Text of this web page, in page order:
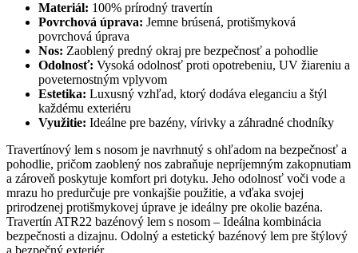
Materiál: 100% prírodný travertín
Povrchová úprava: Jemne brúsená, protišmyková
povrchová úprava
Nos: Zaoblený predný okraj pre bezpečnosť a pohodlie
Odolnosť: Vysoká odolnosť proti opotrebeniu, UV žiareniu a
poveternostným vplyvom
Estetika: Luxusný vzhľad, ktorý dodáva eleganciu a štýl
každému exteriéru
Využitie: Ideálne pre bazény, vírivky a záhradné chodníky
Travertínový lem s nosom je navrhnutý s ohľadom na bezpečnosť a
pohodlie, pričom zaoblený nos zabraňuje nepríjemným zakopnutiam
a zároveň poskytuje komfort pri dotyku. Jeho odolnosť voči vode a
mrazu ho predurčuje pre vonkajšie použitie, a vďaka svojej
prirodzenej protišmykovej úprave je ideálny pre okolie bazéna.
Travertín ATR22 bazénový lem s nosom – Ideálna kombinácia
bezpečnosti a dizajnu. Odolný a estetický bazénový lem pre štýlový
a bezpečný exteriér.